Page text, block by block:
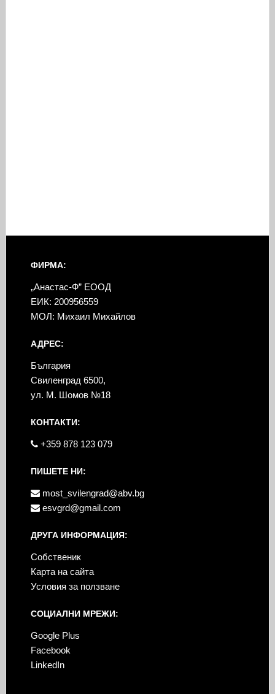
ФИРМА:
„Анастас-Ф” ЕООД
ЕИК: 200956559
МОЛ: Михаил Михайлов
АДРЕС:
България
Свиленград 6500,
ул. М. Шомов №18
КОНТАКТИ:
+359 878 123 079
ПИШЕТЕ НИ:
most_svilengrad@abv.bg
esvgrd@gmail.com
ДРУГА ИНФОРМАЦИЯ:
Собственик
Карта на сайта
Условия за ползване
СОЦИАЛНИ МРЕЖИ:
Google Plus
Facebook
LinkedIn